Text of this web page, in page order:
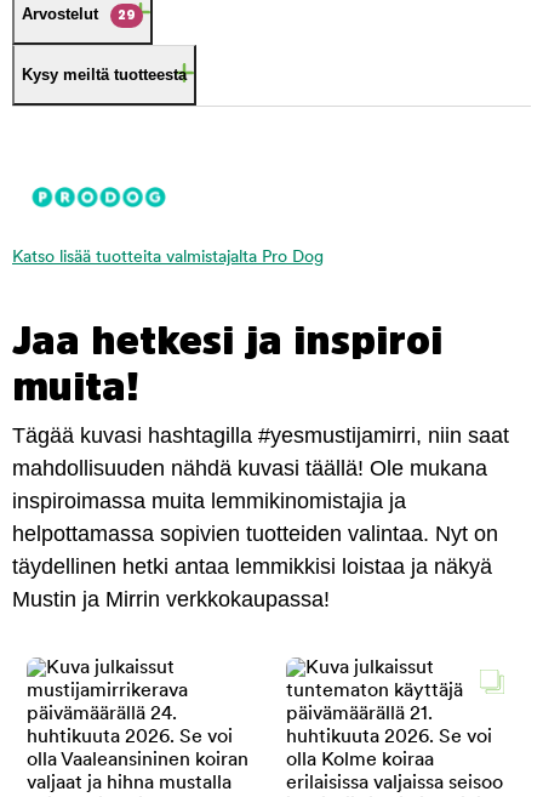
Arvostelut 29
Kysy meiltä tuotteesta
Katso lisää tuotteita valmistajalta Pro Dog
Jaa hetkesi ja inspiroi
muita!
Tägää kuvasi hashtagilla #yesmustijamirri, niin saat
mahdollisuuden nähdä kuvasi täällä! Ole mukana
inspiroimassa muita lemmikinomistajia ja
helpottamassa sopivien tuotteiden valintaa. Nyt on
täydellinen hetki antaa lemmikkisi loistaa ja näkyä
Mustin ja Mirrin verkkokaupassa!